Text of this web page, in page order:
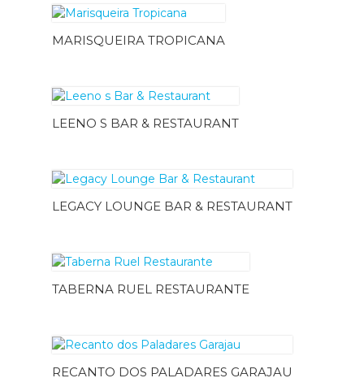
MARISQUEIRA TROPICANA
LEENO S BAR & RESTAURANT
LEGACY LOUNGE BAR & RESTAURANT
TABERNA RUEL RESTAURANTE
RECANTO DOS PALADARES GARAJAU